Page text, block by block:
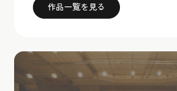
作品一覧を見る